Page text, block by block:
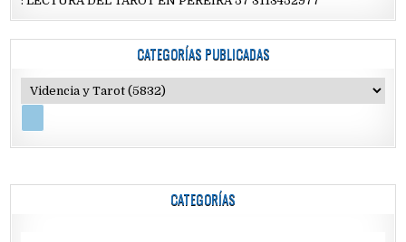
CATEGORÍAS PUBLICADAS
CATEGORÍAS